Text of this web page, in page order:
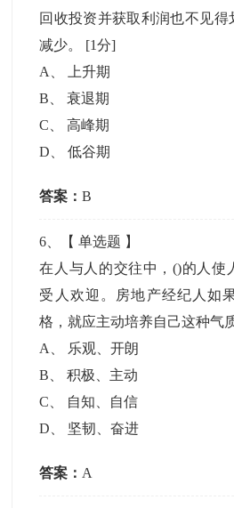
回收投资并获取利润也不见
减少。 [1分]
A
上升期
B
衰退期
C 、高峰期
D 、低谷期
答案：B
6 、【单选题 】
在人与人的交往中，()的人使
受人欢迎。房地产经纪人如
格，就应主动培养自己这种气
A
乐观、开朗
B 、积极、主动
C
自知、自信
D
坚韧、奋进
答案： A